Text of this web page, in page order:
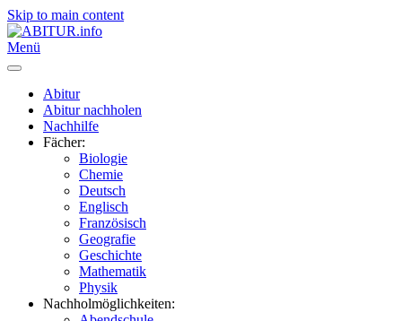
Skip to main content
Menü
Abitur
Abitur nachholen
Nachhilfe
Fächer:
Biologie
Chemie
Deutsch
Englisch
Französisch
Geografie
Geschichte
Mathematik
Physik
Nachholmöglichkeiten: